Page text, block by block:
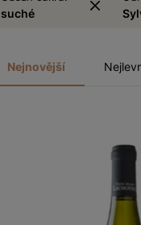
suché
Nejnovější